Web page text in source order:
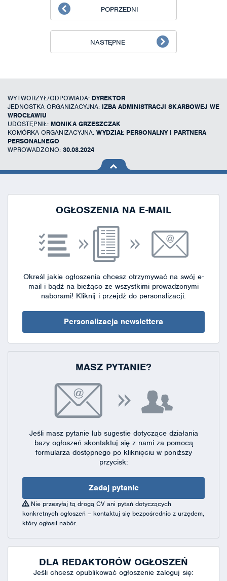
POPRZEDNI
NASTĘPNE
WYTWORZYŁ/ODPOWIADA: DYREKTOR
JEDNOSTKA ORGANIZACYJNA: IZBA ADMINISTRACJI SKARBOWEJ WE
WROCŁAWIU
UDOSTĘPNIŁ: MONIKA GRZESZCZAK
KOMÓRKA ORGANIZACYJNA: WYDZIAŁ PERSONALNY I PARTNERA
PERSONALNEGO
WPROWADZONO: 30.08.2024
na górę
OGŁOSZENIA NA E-MAIL
Określ jakie ogłoszenia chcesz otrzymywać na swój e-
mail i bądź na bieżąco ze wszystkimi prowadzonymi
naborami! Kliknij i przejdź do personalizacji.
Personalizacja newslettera
MASZ PYTANIE?
Jeśli masz pytanie lub sugestie dotyczące działania
bazy ogłoszeń skontaktuj się z nami za pomocą
formularza dostępnegopo kliknięciu w poniższy
przycisk:
Zadaj pytanie
Nie przesyłaj tą drogą CV ani pytań dotyczących
konkretnych ogłoszeń – kontaktuj się bezpośrednio z urzędem,
który ogłosił nabór.
DLA REDAKTORÓW OGŁOSZEŃ
Jeśli chcesz opublikować ogłoszenie zaloguj się: